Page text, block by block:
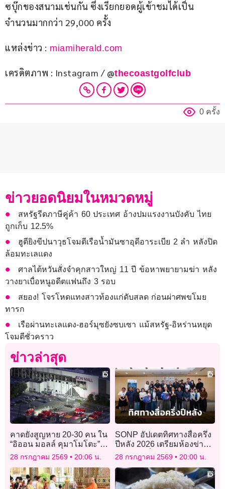
ซบุ๊กของสนามเช่นกัน ซึ่งเรียกยอดผู้เข้าชมได้เป็น
จำนวนมากกว่า 29,000 ครั้ง
แหล่งข่าว : miamiherald.com
เครดิตภาพ : Instagram / @thecoastgolfclub
0 ครั้ง
ข่าวยอดนิยมในหมวดหมู่
สหรัฐรีดภาษีคู่ค้า 60 ประเทศ อ้างปมแรงงานบังคับ ไทย
ถูกเก็บ 12.5%
ฮูตียิงขีปนาวุธโจมตีเรือน้ำมันซาอุดีอาระเบีย 2 ลำ หลังปิด
ล้อมทะเลแดง
ศาลไต้หวันสั่งจำคุกสาวใหญ่ 11 ปี ข้อหาพยายามฆ่า หลัง
วางยาเบื่อหนูอดีตแฟนถึง 3 รอบ
สยอง! โจรโหดแทงสาวท้องแก่ดับสลด ก่อนผ่าศพขโมย
ทารก
เรือผ่านทะเลแดง-ฮอร์มุซยังซบเซา แม้สหรัฐ-อิหร่านหยุด
โจมตีชั่วคราว
ข่าวล่าสุด
คาดยังสูญหาย 20-30 คน ใน
“อิออน มอลล์ คุมาโมโตะ”
หลังแผ่นดินไหวรุนแรง
28 กรกฎาคม 2569 20:06 น.
SONP อัปเดตทิศทางสื่อครึ่ง
ปีหลัง 2026 เตรียมห้องข่าว
รับการเปลี่ยนแปลงยุค AI
28 กรกฎาคม 2569 20:00 น.